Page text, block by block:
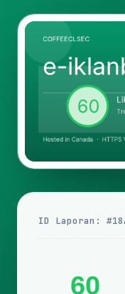
ID Laporan:
60